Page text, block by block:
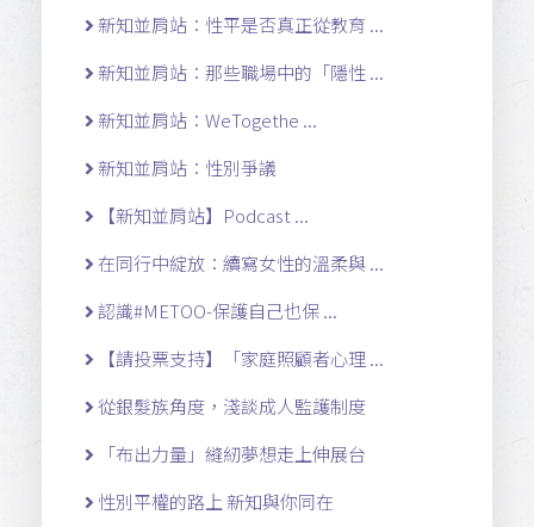
新知並肩站：性平是否真正從教育 ...
新知並肩站：那些職場中的「隱性 ...
新知並肩站：WeTogethe ...
新知並肩站：性別爭議
【新知並肩站】Podcast ...
在同行中綻放：續寫女性的溫柔與 ...
認識#METOO-保護自己也保 ...
【請投票支持】「家庭照顧者心理 ...
從銀髮族角度，淺談成人監護制度
「布出力量」縫紉夢想走上伸展台
性別平權的路上 新知與你同在